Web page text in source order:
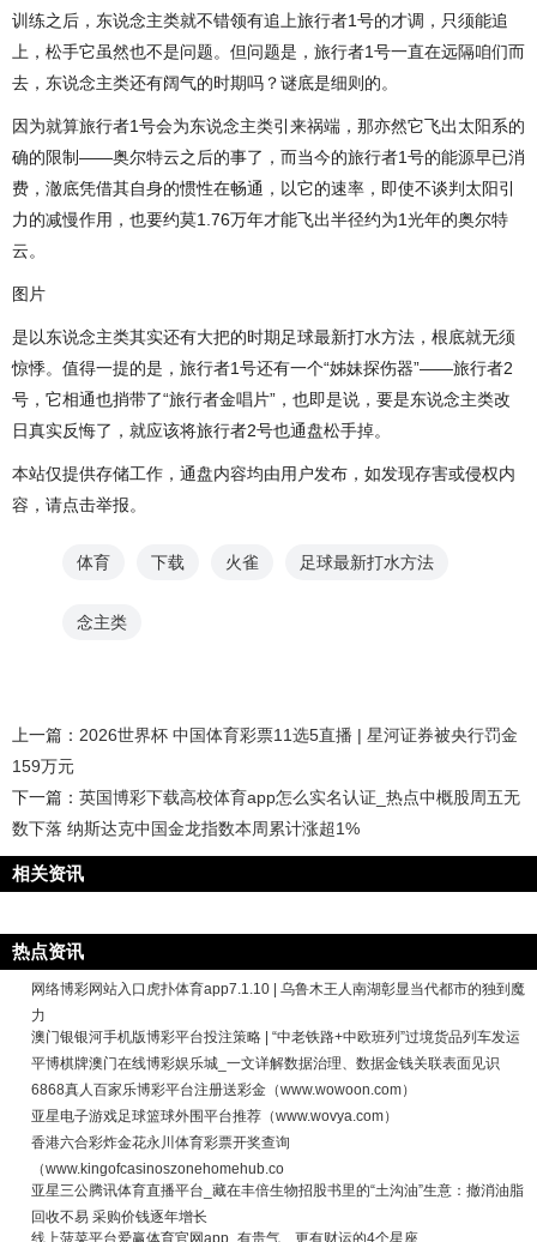
训练之后，东说念主类就不错领有追上旅行者1号的才调，只须能追
上，松手它虽然也不是问题。但问题是，旅行者1号一直在远隔咱们而
去，东说念主类还有阔气的时期吗？谜底是细则的。
因为就算旅行者1号会为东说念主类引来祸端，那亦然它飞出太阳系的
确的限制——奥尔特云之后的事了，而当今的旅行者1号的能源早已消
费，澈底凭借其自身的惯性在畅通，以它的速率，即使不谈判太阳引
力的减慢作用，也要约莫1.76万年才能飞出半径约为1光年的奥尔特
云。
图片
是以东说念主类其实还有大把的时期足球最新打水方法，根底就无须
惊悸。值得一提的是，旅行者1号还有一个“姊妹探伤器”——旅行者2
号，它相通也捎带了“旅行者金唱片”，也即是说，要是东说念主类改
日真实反悔了，就应该将旅行者2号也通盘松手掉。
本站仅提供存储工作，通盘内容均由用户发布，如发现存害或侵权内
容，请点击举报。
体育 下载 火雀 足球最新打水方法
念主类
上一篇： 2026世界杯 中国体育彩票11选5直播 | 星河证券被央行罚金
159万元
下一篇： 英国博彩下载高校体育app怎么实名认证_热点中概股周五无
数下落 纳斯达克中国金龙指数本周累计涨超1%
相关资讯
热点资讯
网络博彩网站入口虎扑体育app7.1.10 | 乌鲁木王人南湖彰显当代都市的独到魔
力
澳门银银河手机版博彩平台投注策略 | “中老铁路+中欧班列”过境货品列车发运
平博棋牌澳门在线博彩娱乐城_一文详解数据治理、数据金钱关联表面见识
6868真人百家乐博彩平台注册送彩金（www.wowoon.com）
亚星电子游戏足球篮球外围平台推荐（www.wovya.com）
香港六合彩炸金花永川体育彩票开奖查询
（www.kingofcasinoszonehomehub.co
亚星三公腾讯体育直播平台_藏在丰倍生物招股书里的“土沟油”生意：撤消油脂
回收不易 采购价钱逐年增长
线上菠菜平台爱赢体育官网app_有贵气、更有财运的4个星座